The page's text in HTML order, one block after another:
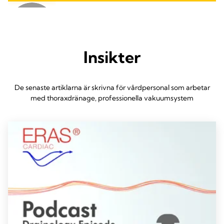
Insikter
De senaste artiklarna är skrivna för vårdpersonal som arbetar
med thoraxdränage, professionella vakuumsystem